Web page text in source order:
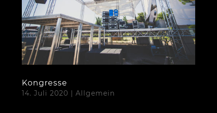
Kongresse
14. Juli 2020 | Allgemein